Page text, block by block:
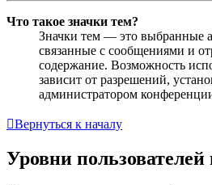
Что такое значки тем?
Значки тем — это выбранные
связанные с сообщениями и
содержание. Возможность
зависит от разрешений,
администратором
Вернуться к началу
Уровни